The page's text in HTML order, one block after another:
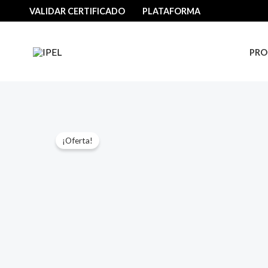
al
VALIDAR CERTIFICADO PLATAFORMA
¡Oferta!